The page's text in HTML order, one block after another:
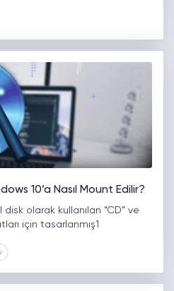
10’a Nasıl Mount Edilir?
olarak kullanılan “CD” ve
için tasarlanmış1